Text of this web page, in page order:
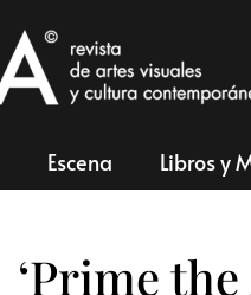
Escena Libros y
‘Prime